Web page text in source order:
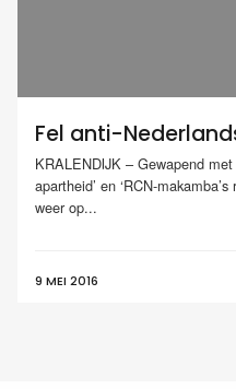
Fel anti-
KRALENDIJK – Gewapend
apartheid’ en ‘RCN-
weer op...
9 MEI 2016